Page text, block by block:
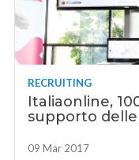
RECRUITING
Italiaonline,
supporto delle
09 Mar 2017